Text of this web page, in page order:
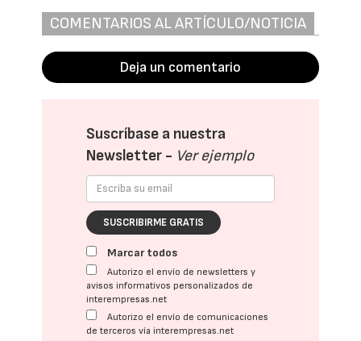
COMENTARIOS AL ARTÍCULO/NOTICIA
Deja un comentario
Suscríbase a nuestra
Newsletter - Ver ejemplo
SUSCRIBIRME GRATIS
Marcar todos
Autorizo el envío de newsletters y
avisos informativos personalizados de
interempresas.net
Autorizo el envío de comunicaciones
de terceros vía interempresas.net